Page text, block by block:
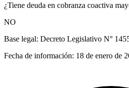
¿Tiene deuda en cobranza coactiva
NO
Base legal: Decreto Legislativo N°
Fecha de información: 18 de enero de